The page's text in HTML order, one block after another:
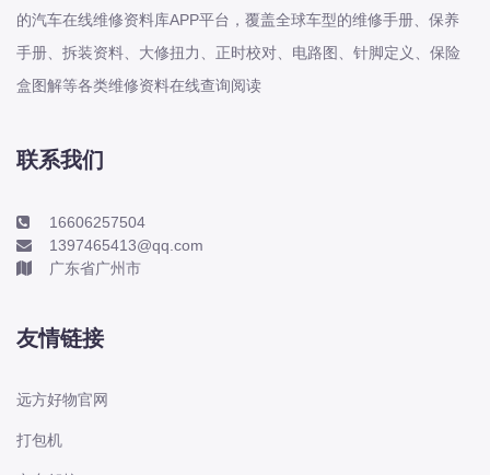
本田
本田-东风本田
本田-广州本田
标致
标致-进口
比亚迪
比亚迪商用车
比速
的汽车在线维修资料库APP平台，覆盖全球车型的维修手册、保养
手册、拆装资料、大修扭力、正时校对、电路图、针脚定义、保险
盒图解等各类维修资料在线查询阅读
联系我们
16606257504
1397465413@qq.com
广东省广州市
友情链接
远方好物官网
打包机